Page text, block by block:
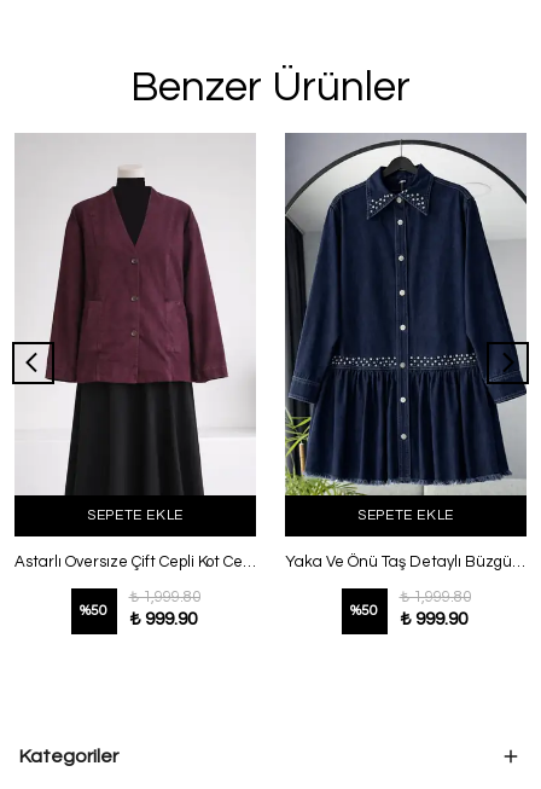
Benzer Ürünler
SEPETE EKLE
Astarlı Oversıze Çift Cepli Kot Ceket Mürdüm
%50
₺ 1,999.80
₺ 999.90
SEPETE EKLE
Yaka Ve Önü Taş Detaylı Büzgülü Kot Ceket Koyu Mavi
%50
₺ 1,999.80
₺ 999.90
Kategoriler